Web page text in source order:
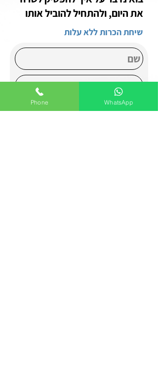
את היום, ולהתחיל להוביל אותו
שיחת הכרות ללא עלות
Phone WhatsApp